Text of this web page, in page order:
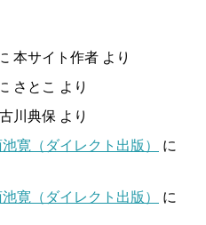
本サイト作者 より
さとこ より
古川典保 より
寛（ダイレクト出版）
に
寛（ダイレクト出版）
に